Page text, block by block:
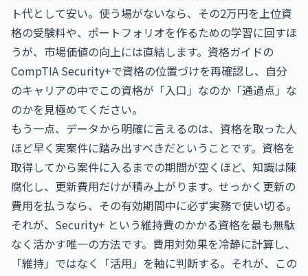
ト代として安い。使う場がないなら、その2万円を上位資
格の受験料や、ポートフォリオを作るための学習に回すほ
うが、市場価値の向上には直結します。資格ガイドの
CompTIA Security+で資格の位置づけを再確認し、自分
のキャリアの中でこの資格が「入口」なのか「通過点」な
のかを見極めてください。
もう一点、データから明確に言えるのは、資格を取った人
ほど早く実案件に踏み出すべきだということです。資格を
取得してから案件に入るまでの期間が空くほど、知識は陳
腐化し、更新費用だけが積み上がります。せっかく更新の
費用を払うなら、その有効期間中に必ず実務で使い切る。
それが、Security+ という維持費のかかる資格を最も無駄
なく活かす唯一の方法です。費用対効果を冷静に計算し、
「維持」ではなく「活用」を軸に判断する。それが、この